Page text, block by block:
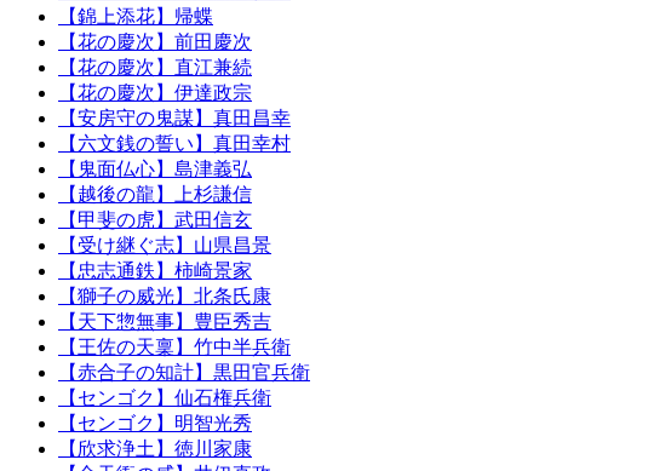
【錦上添花】帰蝶
【花の慶次】前田慶次
【花の慶次】直江兼続
【花の慶次】伊達政宗
【安房守の鬼謀】真田昌幸
【六文銭の誓い】真田幸村
【鬼面仏心】島津義弘
【越後の龍】上杉謙信
【甲斐の虎】武田信玄
【受け継ぐ志】山県昌景
【忠志通鉄】柿崎景家
【獅子の威光】北条氏康
【天下惣無事】豊臣秀吉
【王佐の天稟】竹中半兵衛
【赤合子の知計】黒田官兵衛
【センゴク】仙石権兵衛
【センゴク】明智光秀
【欣求浄土】徳川家康